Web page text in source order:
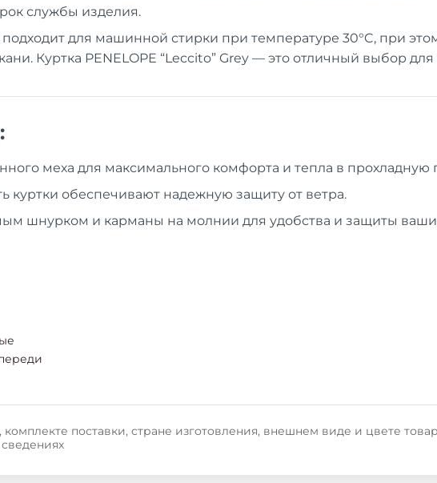
службы изделия.
для машинной стирки при температуре 30°C, при
Куртка PENELOPE “Leccito” Grey — это отличный выбор
меха для максимального комфорта и тепла в прохладную
куртки обеспечивают надежную защиту от ветра.
шнурком и карманы на молнии для удобства и защиты
поставки, стране изготовления, внешнем виде и цвете